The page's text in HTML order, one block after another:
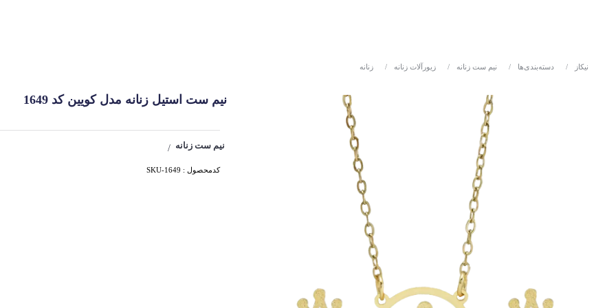
نیکاز / دسته‌بندی‌ها / نیم ست زنانه / زیورآلات زنانه / زنانه
نیم ست استیل زنانه مدل کویین کد 1649
نیم ست زنانه /
کدمحصول : SKU-1649